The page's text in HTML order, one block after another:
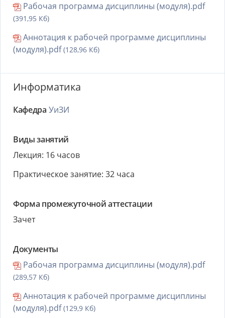
Рабочая программа дисциплины (модуля).pdf
(391,95 Кб)
Аннотация к рабочей программе дисциплины
(модуля).pdf(128,96 Кб)
Информатика
Кафедра УиЗИ
Виды занятий
Лекция: 16 часов
Практическое занятие: 32 часа
Форма промежуточной аттестации
Зачет
Документы
Рабочая программа дисциплины (модуля).pdf
(289,57 Кб)
Аннотация к рабочей программе дисциплины
(модуля).pdf(129,9 Кб)